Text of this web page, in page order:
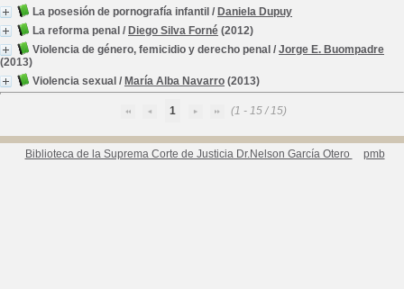
La posesión de pornografía infantil / Daniela Dupuy
La reforma penal / Diego Silva Forné (2012)
Violencia de género, femicidio y derecho penal / Jorge E. Buompadre
(2013)
Violencia sexual / María Alba Navarro (2013)
1 (1 - 15 / 15)
Biblioteca de la Suprema Corte de Justicia Dr.Nelson García Otero pmb